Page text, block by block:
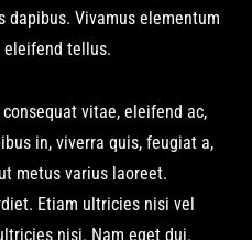
dapibus. Vivamus elementum
eleifend tellus.
vitae, eleifend ac,
in, viverra quis, feugiat a,
metus varius laoreet.
Etiam ultricies nisi vel
nisi. Nam eget dui.